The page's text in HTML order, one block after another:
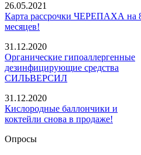
26.05.2021
Карта рассрочки ЧЕРЕПАХА на
месяцев!
31.12.2020
Органические гипоаллергенные
дезинфицирующие средства
СИЛЬВЕРСИЛ
31.12.2020
Кислородные баллончики и
коктейли снова в продаже!
Опросы